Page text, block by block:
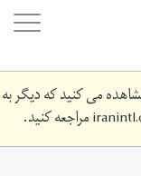
می کنید که دیگر به
مراجعه کنید.